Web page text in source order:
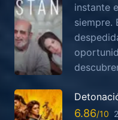
instante
siempre.
6.86